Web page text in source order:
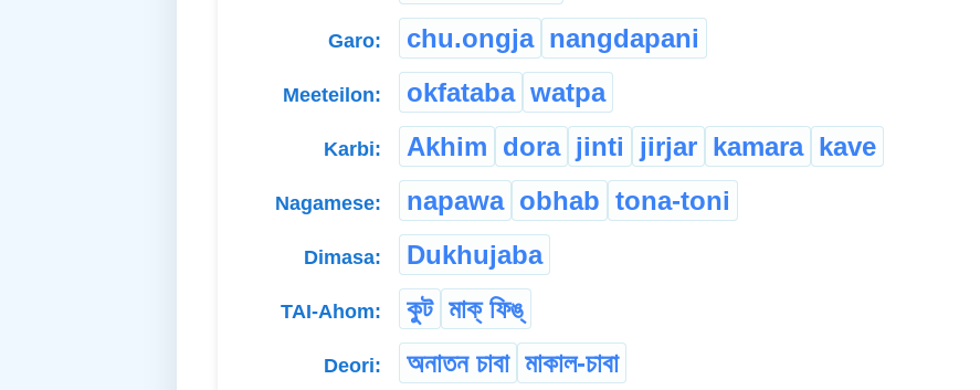
Garo: chu.ongja nangdapani
Meeteilon: okfataba watpa
Karbi: Akhim dora jinti jirjar kamara kave
Nagamese: napawa obhab tona-toni
Dimasa: Dukhujaba
TAI-Ahom: কুট মাক্ ফিঙ্
Deori: অনাতন চাবা মাকাল-চাবা